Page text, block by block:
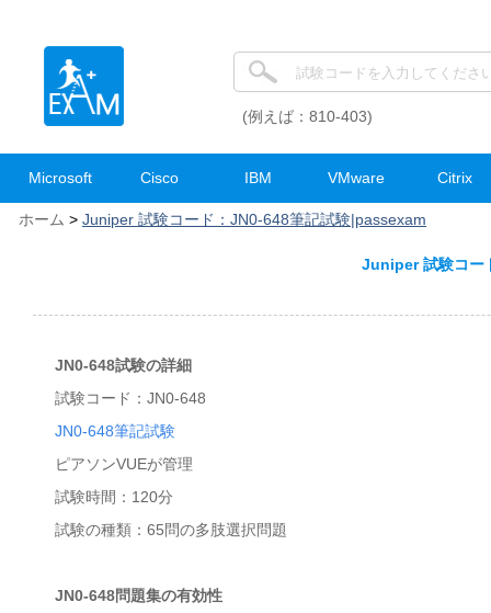
(例えば：810-403)
Microsoft Cisco IBM VMware Citrix
ホーム > Juniper 試験コード：JN0-648筆記試験|passexam
Juniper 試験コー
JN0-648試験の詳細
試験コード：JN0-648
JN0-648筆記試験
ピアソンVUEが管理
試験時間：120分
試験の種類：65問の多肢選択問題
JN0-648問題集の有効性